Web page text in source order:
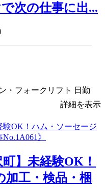
次の仕事に出...
・フォークリフト 日勤
詳細を表示
】未経験OK！
工・検品・梱